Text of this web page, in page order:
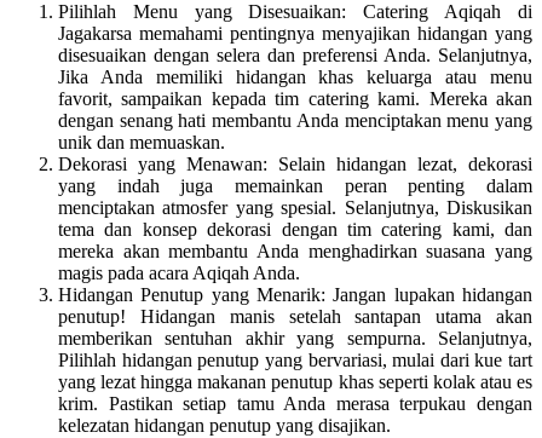
Pilihlah Menu yang Disesuaikan: Catering Aqiqah di
Jagakarsa memahami pentingnya menyajikan hidangan yang
disesuaikan dengan selera dan preferensi Anda. Selanjutnya,
Jika Anda memiliki hidangan khas keluarga atau menu
favorit, sampaikan kepada tim catering kami. Mereka akan
dengan senang hati membantu Anda menciptakan menu yang
unik dan memuaskan.
Dekorasi yang Menawan: Selain hidangan lezat, dekorasi
yang indah juga memainkan peran penting dalam
menciptakan atmosfer yang spesial. Selanjutnya, Diskusikan
tema dan konsep dekorasi dengan tim catering kami, dan
mereka akan membantu Anda menghadirkan suasana yang
magis pada acara Aqiqah Anda.
Hidangan Penutup yang Menarik: Jangan lupakan hidangan
penutup! Hidangan manis setelah santapan utama akan
memberikan sentuhan akhir yang sempurna. Selanjutnya,
Pilihlah hidangan penutup yang bervariasi, mulai dari kue tart
yang lezat hingga makanan penutup khas seperti kolak atau es
krim. Pastikan setiap tamu Anda merasa terpukau dengan
kelezatan hidangan penutup yang disajikan.